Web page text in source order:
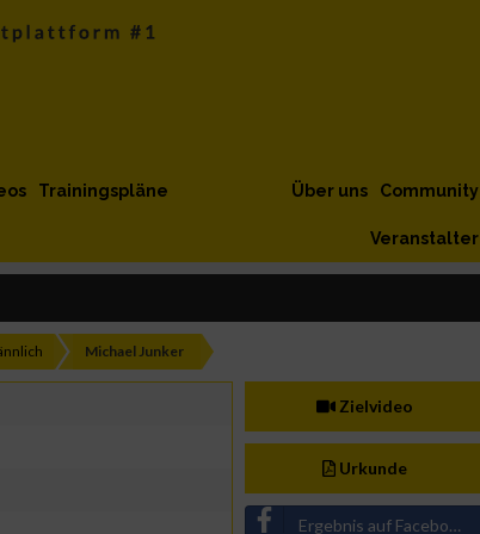
Trainingspläne Community
Über uns
Veranstalter
Michael Junker
Zielvideo
Urkunde
Ergebnis auf Facebook teilen